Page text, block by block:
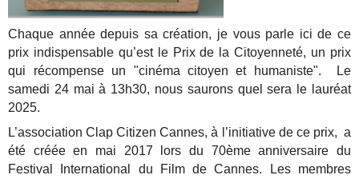
Chaque année depuis sa création, je vous parle ici de ce
prix indispensable qu’est le Prix de la Citoyenneté, un prix
qui récompense un "cinéma citoyen et humaniste". Le
samedi 24 mai à 13h30, nous saurons quel sera le lauréat
2025.
L’association Clap Citizen Cannes, à l’initiative de ce prix, a
été créée en mai 2017 lors du 70ème anniversaire du
Festival International du Film de Cannes. Les membres